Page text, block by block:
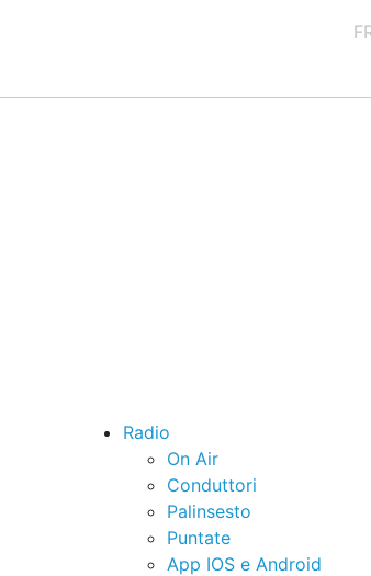
Radio
On Air
Conduttori
Palinsesto
Puntate
App IOS e Android